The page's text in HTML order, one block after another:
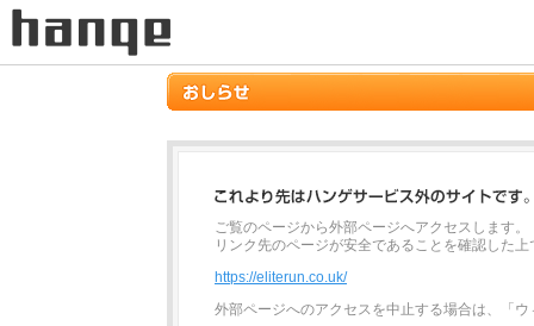
ご覧のページから外部ページへアクセスします。
リンク先のページが安全であることを確認した
https://eliterun.co.uk/
外部ページへのアクセスを中止する場合は、「